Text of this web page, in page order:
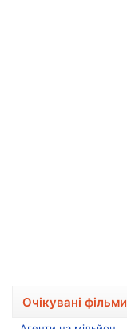
Очікувані фільми